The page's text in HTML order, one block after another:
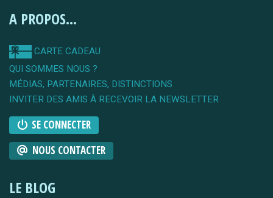
A PROPOS...
CARTE CADEAU
QUI SOMMES NOUS ?
MÉDIAS, PARTENAIRES, DISTINCTIONS
INVITER DES AMIS À RECEVOIR LA NEWSLETTER
SE CONNECTER
NOUS CONTACTER
LE BLOG